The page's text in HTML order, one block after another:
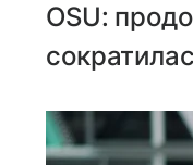
OSU: